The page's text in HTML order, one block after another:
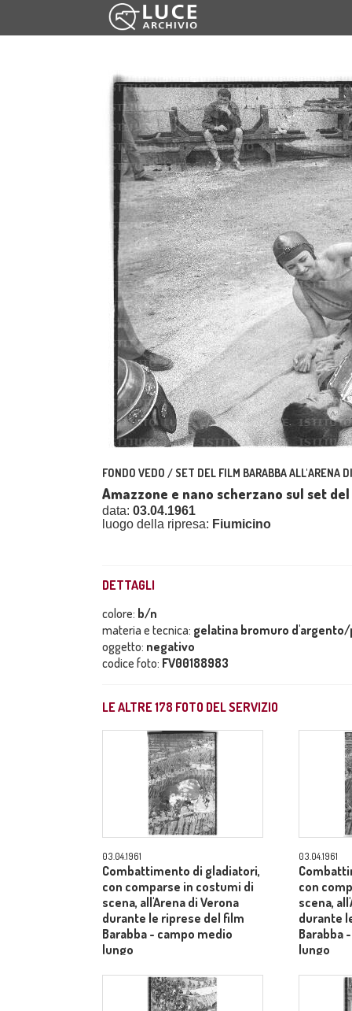
FONDO VEDO / SET DEL FILM BARABBA ALL'ARENA
Amazzone e nano scherzano sul set
data: 03.04.1961
luogo della ripresa: Fiumicino
DETTAGLI
colore: b/n
materia e tecnica: gelatina bromuro
oggetto: negativo
codice foto: FV00188983
LE ALTRE178 FOTO DEL SERVIZIO
03.04.1961
Combattimento di gladiatori,
con comparse in costumi di
scena, all'Arena di Verona
durante le riprese del film
Barabba - campo medio
lungo
03.04.1961
con
scena,
durante
Barabba
lungo